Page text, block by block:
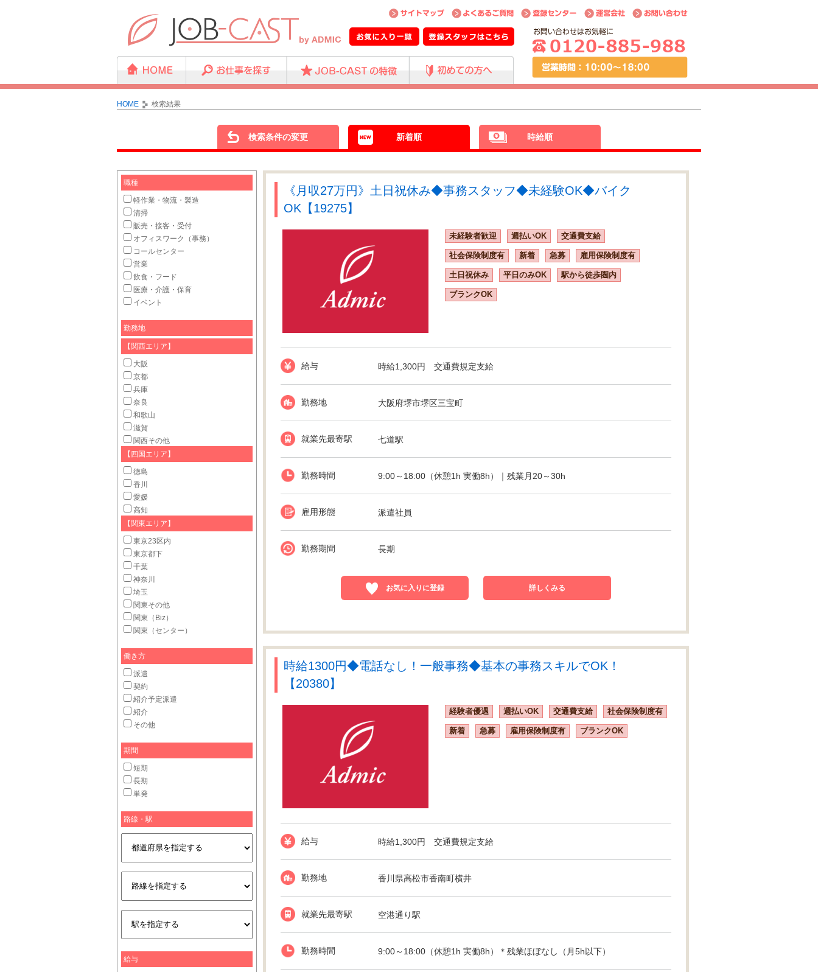
HOME 検索結果
検索条件の変更 新着順 時給順
《月収27万円》土日祝休み◆事務スタッフ◆未経験OK◆バイク
OK【19275】
未経験者歓迎 週払いOK 交通費支給
社会保険制度有 新着 急募 雇用保険制度有
土日祝休み 平日のみOK 駅から徒歩圏内
ブランクOK
給与 時給1,300円 交通費規定支給
勤務地 大阪府堺市堺区三宝町
就業先最寄駅 七道駅
勤務時間 9:00～18:00（休憩1h 実働8h）｜残業月20～30h
雇用形態 派遣社員
勤務期間 長期
お気に入りに登録 詳しくみる
時給1300円◆電話なし！一般事務◆基本の事務スキルでOK！
【20380】
経験者優遇 週払いOK 交通費支給 社会保険制度有
新着 急募 雇用保険制度有 ブランクOK
給与 時給1,300円 交通費規定支給
勤務地 香川県高松市香南町横井
就業先最寄駅 空港通り駅
勤務時間 9:00～18:00（休憩1h 実働8h）＊残業ほぼなし（月5h以下）
職種
軽作業・物流・製造
清掃
販売・接客・受付
オフィスワーク（事務）
コールセンター
営業
飲食・フード
医療・介護・保育
イベント
勤務地
【関西エリア】
大阪
京都
兵庫
奈良
和歌山
滋賀
関西その他
【四国エリア】
徳島
香川
愛媛
高知
【関東エリア】
東京23区内
東京都下
千葉
神奈川
埼玉
関東その他
関東（Biz）
関東（センター）
働き方
派遣
契約
紹介予定派遣
紹介
その他
期間
短期
長期
単発
路線・駅
給与